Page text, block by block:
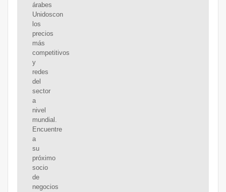
árabes
Unidoscon
los
precios
más
competitivos
y
redes
del
sector
a
nivel
mundial.
Encuentre
a
su
próximo
socio
de
negocios